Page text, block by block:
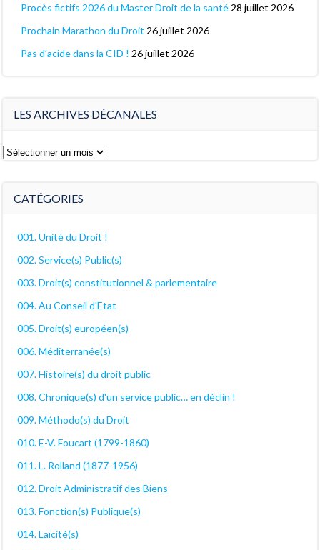
Procès fictifs 2026 du Master Droit de la santé 28 juillet 2026
Prochain Marathon du Droit 26 juillet 2026
Pas d’acide dans la CID ! 26 juillet 2026
LES ARCHIVES DÉCANALES
Les
CATÉGORIES
001. Unité du Droit !
002. Service(s) Public(s)
003. Droit(s) constitutionnel & parlementaire
004. Au Conseil d'Etat
005. Droit(s) européen(s)
006. Méditerranée(s)
007. Histoire(s) du droit public
008. Chronique(s) d'un service public… en déclin !
009. Méthodo(s) du Droit
010. E-V. Foucart (1799-1860)
011. L. Rolland (1877-1956)
012. Droit Administratif des Biens
013. Fonction(s) Publique(s)
014. Laïcité(s)